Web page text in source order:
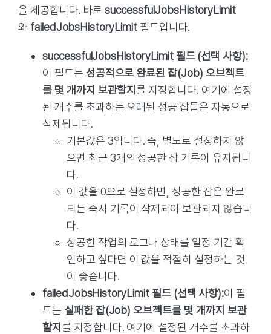
을 제공합니다. 바로successfulJobsHistoryLimit
와 failedJobsHistoryLimit필드입니다.
successfulJobsHistoryLimit 필드 (선택 사항):
이 필드는 성공적으로 완료된 잡(Job) 오브젝트
를 몇 개까지 보관할지를 지정합니다. 여기에 설정
된 개수를 초과하는 오래된 성공 잡들은 자동으로
삭제됩니다.
기본값은 3입니다. 즉, 별도로 설정하지 않
으면 최근 3개의 성공한 잡 기록이 유지됩니
다.
이 값을 0으로 설정하면, 성공한 잡은 완료
되는 즉시 기록이 삭제되어 보관되지 않습니
다.
성공한 작업의 로그나 상태를 일정 기간 확
인하고 싶다면 이 값을 적절히 설정하는 것
이 좋습니다.
failedJobsHistoryLimit 필드 (선택 사항):이 필
드는 실패한 잡(Job) 오브젝트를 몇 개까지 보관
할지 를 지정합니다. 여기에 설정된 개수를 초과하